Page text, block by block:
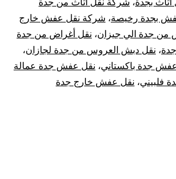
بجدة، شركة نقل اثاث من جدة
بجدة رخيصة، شركة نقل عفش خارج
جدة الي جيزان، نقل أغراض من جدة
، نقل دبش العروس من جدة لجازان،
جدة باكستاني، نقل عفش جدة عمالة
فلبيني، نقل عفش خارج جدة